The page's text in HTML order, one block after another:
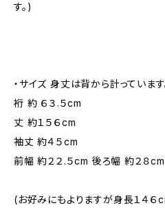
す。)
・サイズ 身丈は背から計っています
裄 約 ６３.５cm
丈 約１５６cm
袖丈 約４５cm
前幅 約２２.５cm 後ろ幅 約２８cm
(お好みにもよりますが身長１４